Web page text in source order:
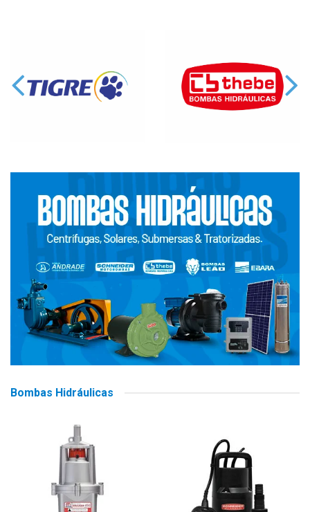
Bombas Hidráulicas